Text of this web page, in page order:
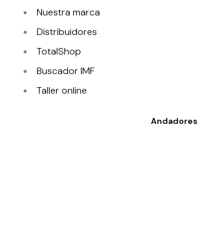
Nuestra marca
Distribuidores
TotalShop
Buscador IMF
Taller online
Andadores